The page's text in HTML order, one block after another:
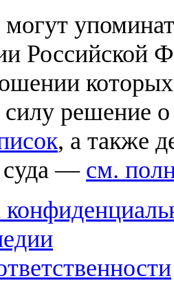
могут
Российской
решение
, а также
— см.